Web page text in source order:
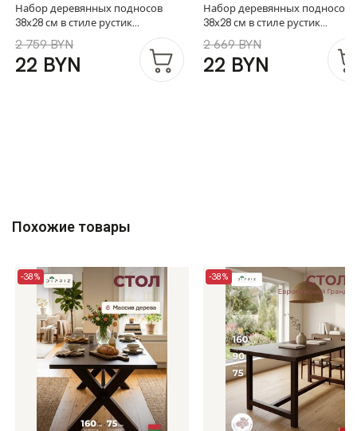
Набор деревянных подносов
38х28 см в стиле рустик
(состаренный), 2 шт, столики для
завтрака в постель Флоутард, для
кухни, бурый
2 759 BYN
22 BYN
Набор деревянных подносов
38х28 см в стиле рустик
(состаренный), 2 шт, столики
завтрака в постель Флоутард,
кухни, белый
2 669 BYN
22 BYN
Похожие товары
-38% -38%